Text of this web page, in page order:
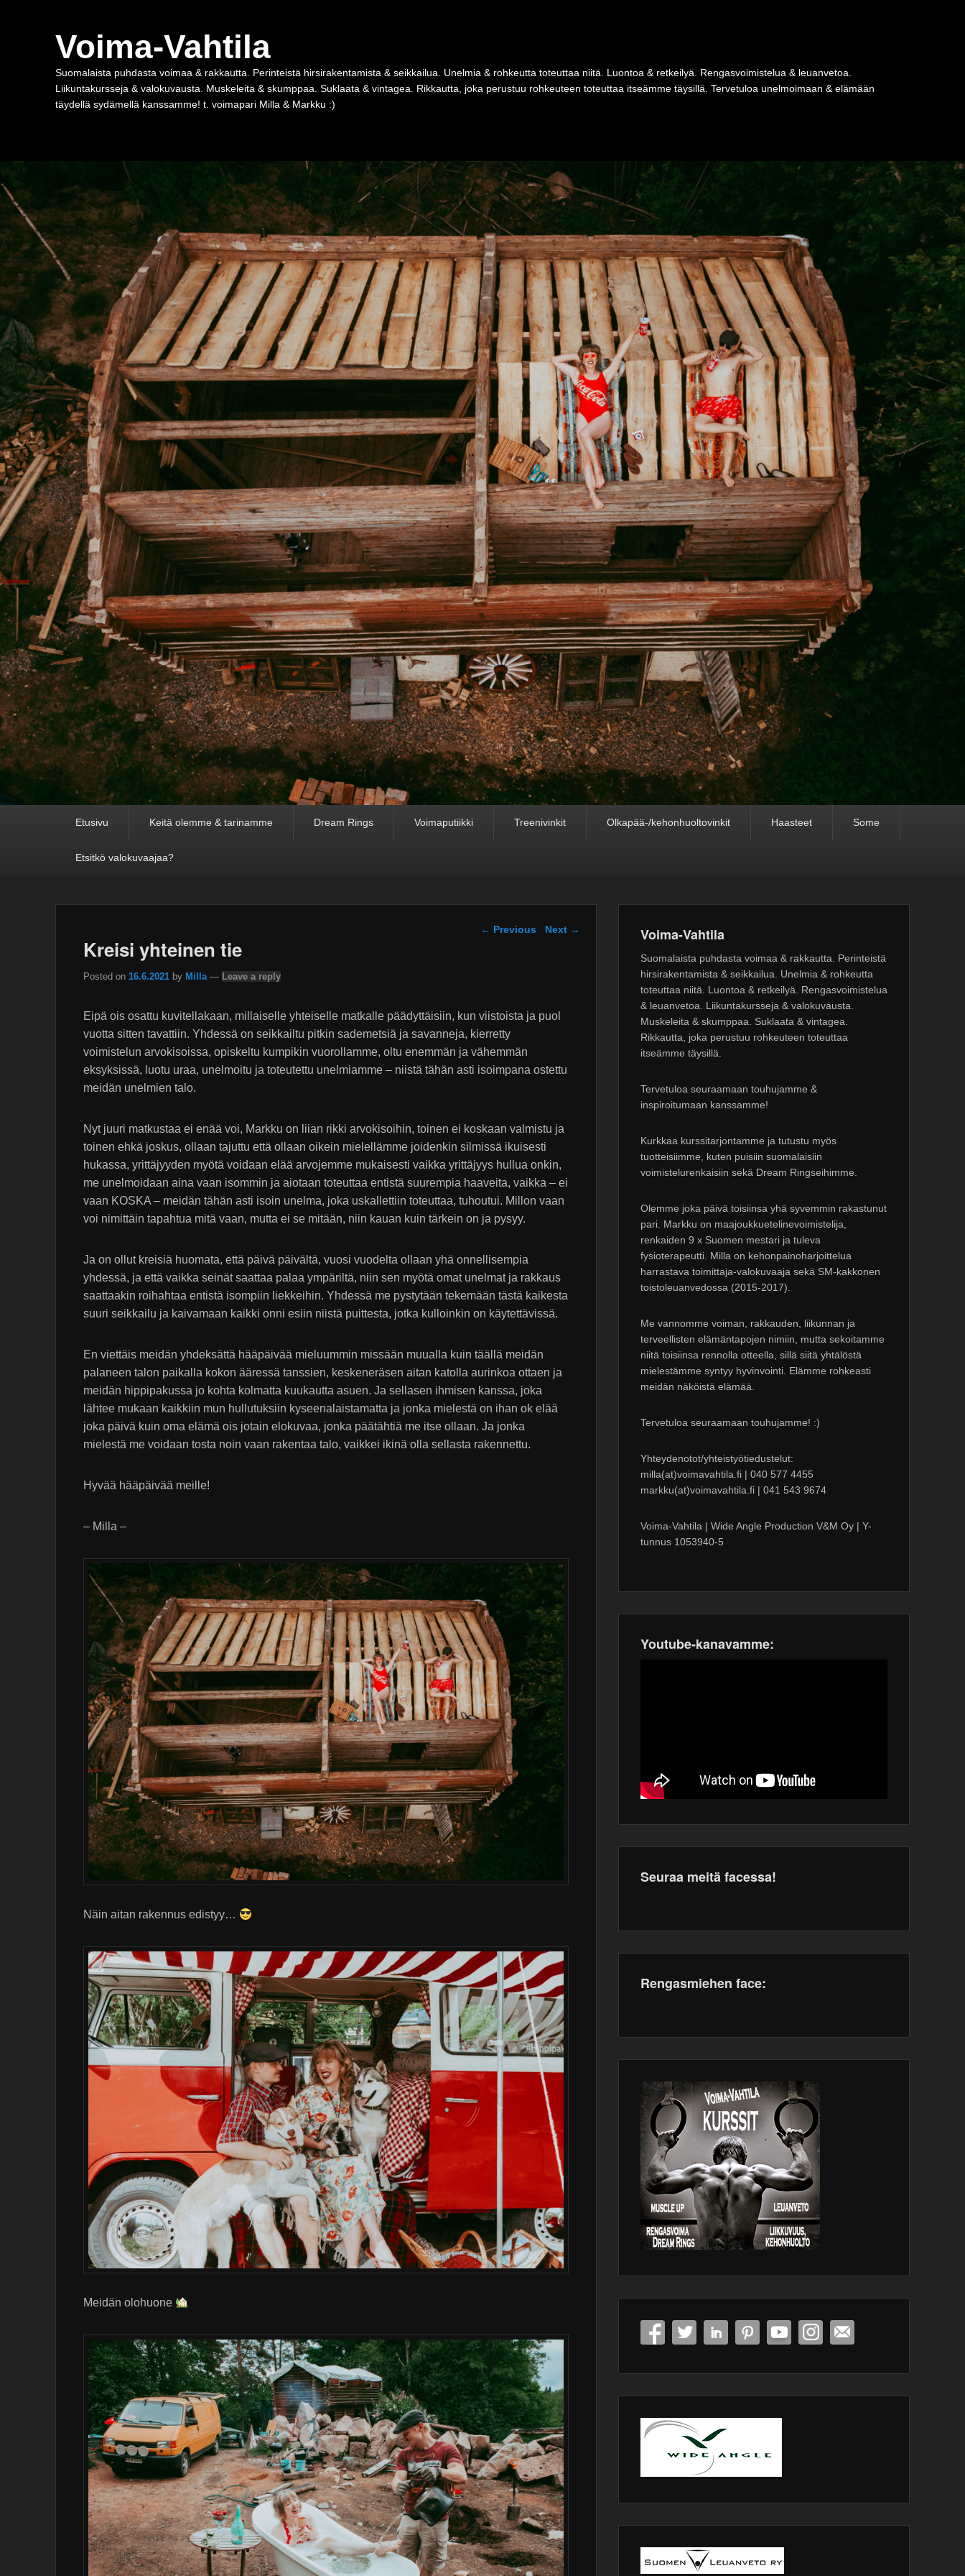
Voima-Vahtila
Suomalaista puhdasta voimaa & rakkautta. Perinteistä hirsirakentamista & seikkailua. Unelmia & rohkeutta toteuttaa niitä. Luontoa & retkeilyä. Rengasvoimistelua & leuanvetoa.
Liikuntakursseja & valokuvausta. Muskeleita & skumppaa. Suklaata & vintagea. Rikkautta, joka perustuu rohkeuteen toteuttaa itseämme täysillä. Tervetuloa unelmoimaan & elämään
täydellä sydämellä kanssamme! t. voimapari Milla & Markku :)
Etusivu Keitä olemme & tarinamme Dream Rings Voimaputiikki Treenivinkit Olkapää-/kehonhuoltovinkit Haasteet Some
Etsitkö valokuvaajaa?
Post navigation
← Previous Next →
Kreisi yhteinen tie
Posted on 16.6.2021 by Milla — Leave a reply
Eipä ois osattu kuvitellakaan, millaiselle yhteiselle matkalle päädyttäisiin, kun viistoista ja puol
vuotta sitten tavattiin. Yhdessä on seikkailtu pitkin sademetsiä ja savanneja, kierretty
voimistelun arvokisoissa, opiskeltu kumpikin vuorollamme, oltu enemmän ja vähemmän
eksyksissä, luotu uraa, unelmoitu ja toteutettu unelmiamme – niistä tähän asti isoimpana ostettu
meidän unelmien talo.
Nyt juuri matkustaa ei enää voi, Markku on liian rikki arvokisoihin, toinen ei koskaan valmistu ja
toinen ehkä joskus, ollaan tajuttu että ollaan oikein mielellämme joidenkin silmissä ikuisesti
hukassa, yrittäjyyden myötä voidaan elää arvojemme mukaisesti vaikka yrittäjyys hullua onkin,
me unelmoidaan aina vaan isommin ja aiotaan toteuttaa entistä suurempia haaveita, vaikka – ei
vaan KOSKA – meidän tähän asti isoin unelma, joka uskallettiin toteuttaa, tuhoutui. Millon vaan
voi nimittäin tapahtua mitä vaan, mutta ei se mitään, niin kauan kuin tärkein on ja pysyy.
Ja on ollut kreisiä huomata, että päivä päivältä, vuosi vuodelta ollaan yhä onnellisempia
yhdessä, ja että vaikka seinät saattaa palaa ympäriltä, niin sen myötä omat unelmat ja rakkaus
saattaakin roihahtaa entistä isompiin liekkeihin. Yhdessä me pystytään tekemään tästä kaikesta
suuri seikkailu ja kaivamaan kaikki onni esiin niistä puittesta, jotka kulloinkin on käytettävissä.
En viettäis meidän yhdeksättä hääpäivää mieluummin missään muualla kuin täällä meidän
palaneen talon paikalla kokon ääressä tanssien, keskeneräsen aitan katolla aurinkoa ottaen ja
meidän hippipakussa jo kohta kolmatta kuukautta asuen. Ja sellasen ihmisen kanssa, joka
lähtee mukaan kaikkiin mun hullutuksiin kyseenalaistamatta ja jonka mielestä on ihan ok elää
joka päivä kuin oma elämä ois jotain elokuvaa, jonka päätähtiä me itse ollaan. Ja jonka
mielestä me voidaan tosta noin vaan rakentaa talo, vaikkei ikinä olla sellasta rakennettu.
Hyvää hääpäivää meille!
– Milla –
Näin aitan rakennus edistyy…
Meidän olohuone
Voima-Vahtila
Suomalaista puhdasta voimaa & rakkautta. Perinteistä
hirsirakentamista & seikkailua. Unelmia & rohkeutta
toteuttaa niitä. Luontoa & retkeilyä. Rengasvoimistelua
& leuanvetoa. Liikuntakursseja & valokuvausta.
Muskeleita & skumppaa. Suklaata & vintagea.
Rikkautta, joka perustuu rohkeuteen toteuttaa
itseämme täysillä.
Tervetuloa seuraamaan touhujamme &
inspiroitumaan kanssamme!
Kurkkaa kurssitarjontamme ja tutustu myös
tuotteisiimme, kuten puisiin suomalaisiin
voimistelurenkaisiin sekä Dream Ringseihimme.
Olemme joka päivä toisiinsa yhä syvemmin rakastunut
pari. Markku on maajoukkuetelinevoimistelija,
renkaiden 9 x Suomen mestari ja tuleva
fysioterapeutti. Milla on kehonpainoharjoittelua
harrastava toimittaja-valokuvaaja sekä SM-kakkonen
toistoleuanvedossa (2015-2017).
Me vannomme voiman, rakkauden, liikunnan ja
terveellisten elämäntapojen nimiin, mutta sekoitamme
niitä toisiinsa rennolla otteella, sillä siitä yhtälöstä
mielestämme syntyy hyvinvointi. Elämme rohkeasti
meidän näköistä elämää.
Tervetuloa seuraamaan touhujamme! :)
Yhteydenotot/yhteistyötiedustelut:
milla(at)voimavahtila.fi | 040 577 4455
markku(at)voimavahtila.fi | 041 543 9674
Voima-Vahtila | Wide Angle Production V&M Oy | Y-
tunnus 1053940-5
Youtube-kanavamme:
Seuraa meitä facessa!
WordPress
Rengasmiehen face:
WordPress